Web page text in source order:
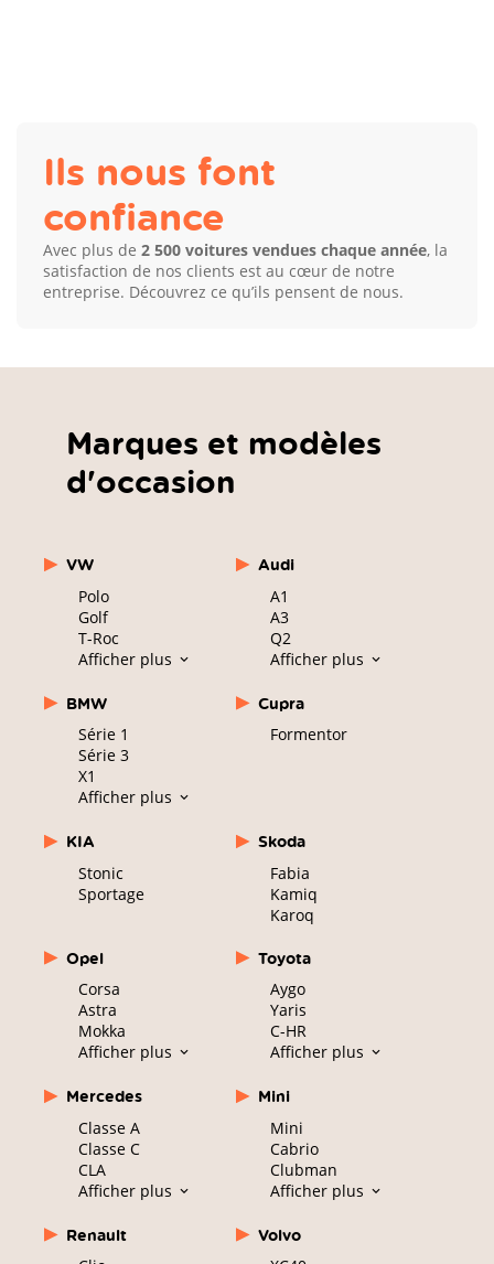
Ils nous font
confiance
Avec plus de2 500 voitures vendues chaque année, la
satisfaction de nos clients est au cœur de notre
entreprise. Découvrez ce qu’ils pensent de nous.
Marques et modèles
d'occasion
VW
Polo
Golf
T-Roc
Afficher plus
Audi
A1
A3
Q2
Afficher plus
BMW
Série 1
Série 3
X1
Afficher plus
Cupra
Formentor
KIA
Stonic
Sportage
Skoda
Fabia
Kamiq
Karoq
Opel
Corsa
Astra
Mokka
Afficher plus
Toyota
Aygo
Yaris
C-HR
Afficher plus
Mercedes
Classe A
Classe C
CLA
Afficher plus
Mini
Mini
Cabrio
Clubman
Afficher plus
Renault
Volvo